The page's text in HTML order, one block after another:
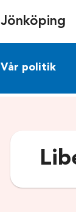
Jönköping
Vår politik